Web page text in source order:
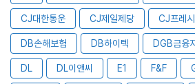
CJ대한통운 CJ제일제당 CJ프레
DB손해보험 DB하이텍 DGB금융
DL DL이앤씨 E1 F&F